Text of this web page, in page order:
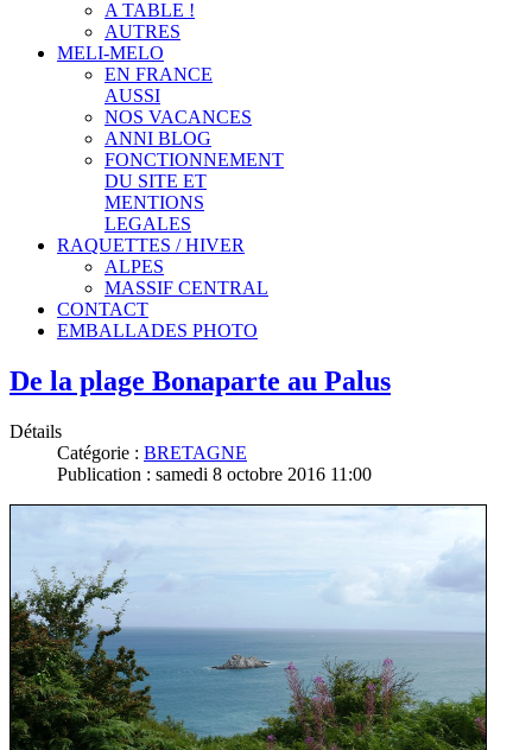
A TABLE !
AUTRES
MELI-MELO
EN FRANCE
AUSSI
NOS VACANCES
ANNI BLOG
FONCTIONNEMENT
DU SITE ET
MENTIONS
LEGALES
RAQUETTES / HIVER
ALPES
MASSIF CENTRAL
CONTACT
EMBALLADES PHOTO
De la plage Bonaparte au Palus
Détails
Catégorie : BRETAGNE
Publication : samedi 8 octobre 2016 11:00